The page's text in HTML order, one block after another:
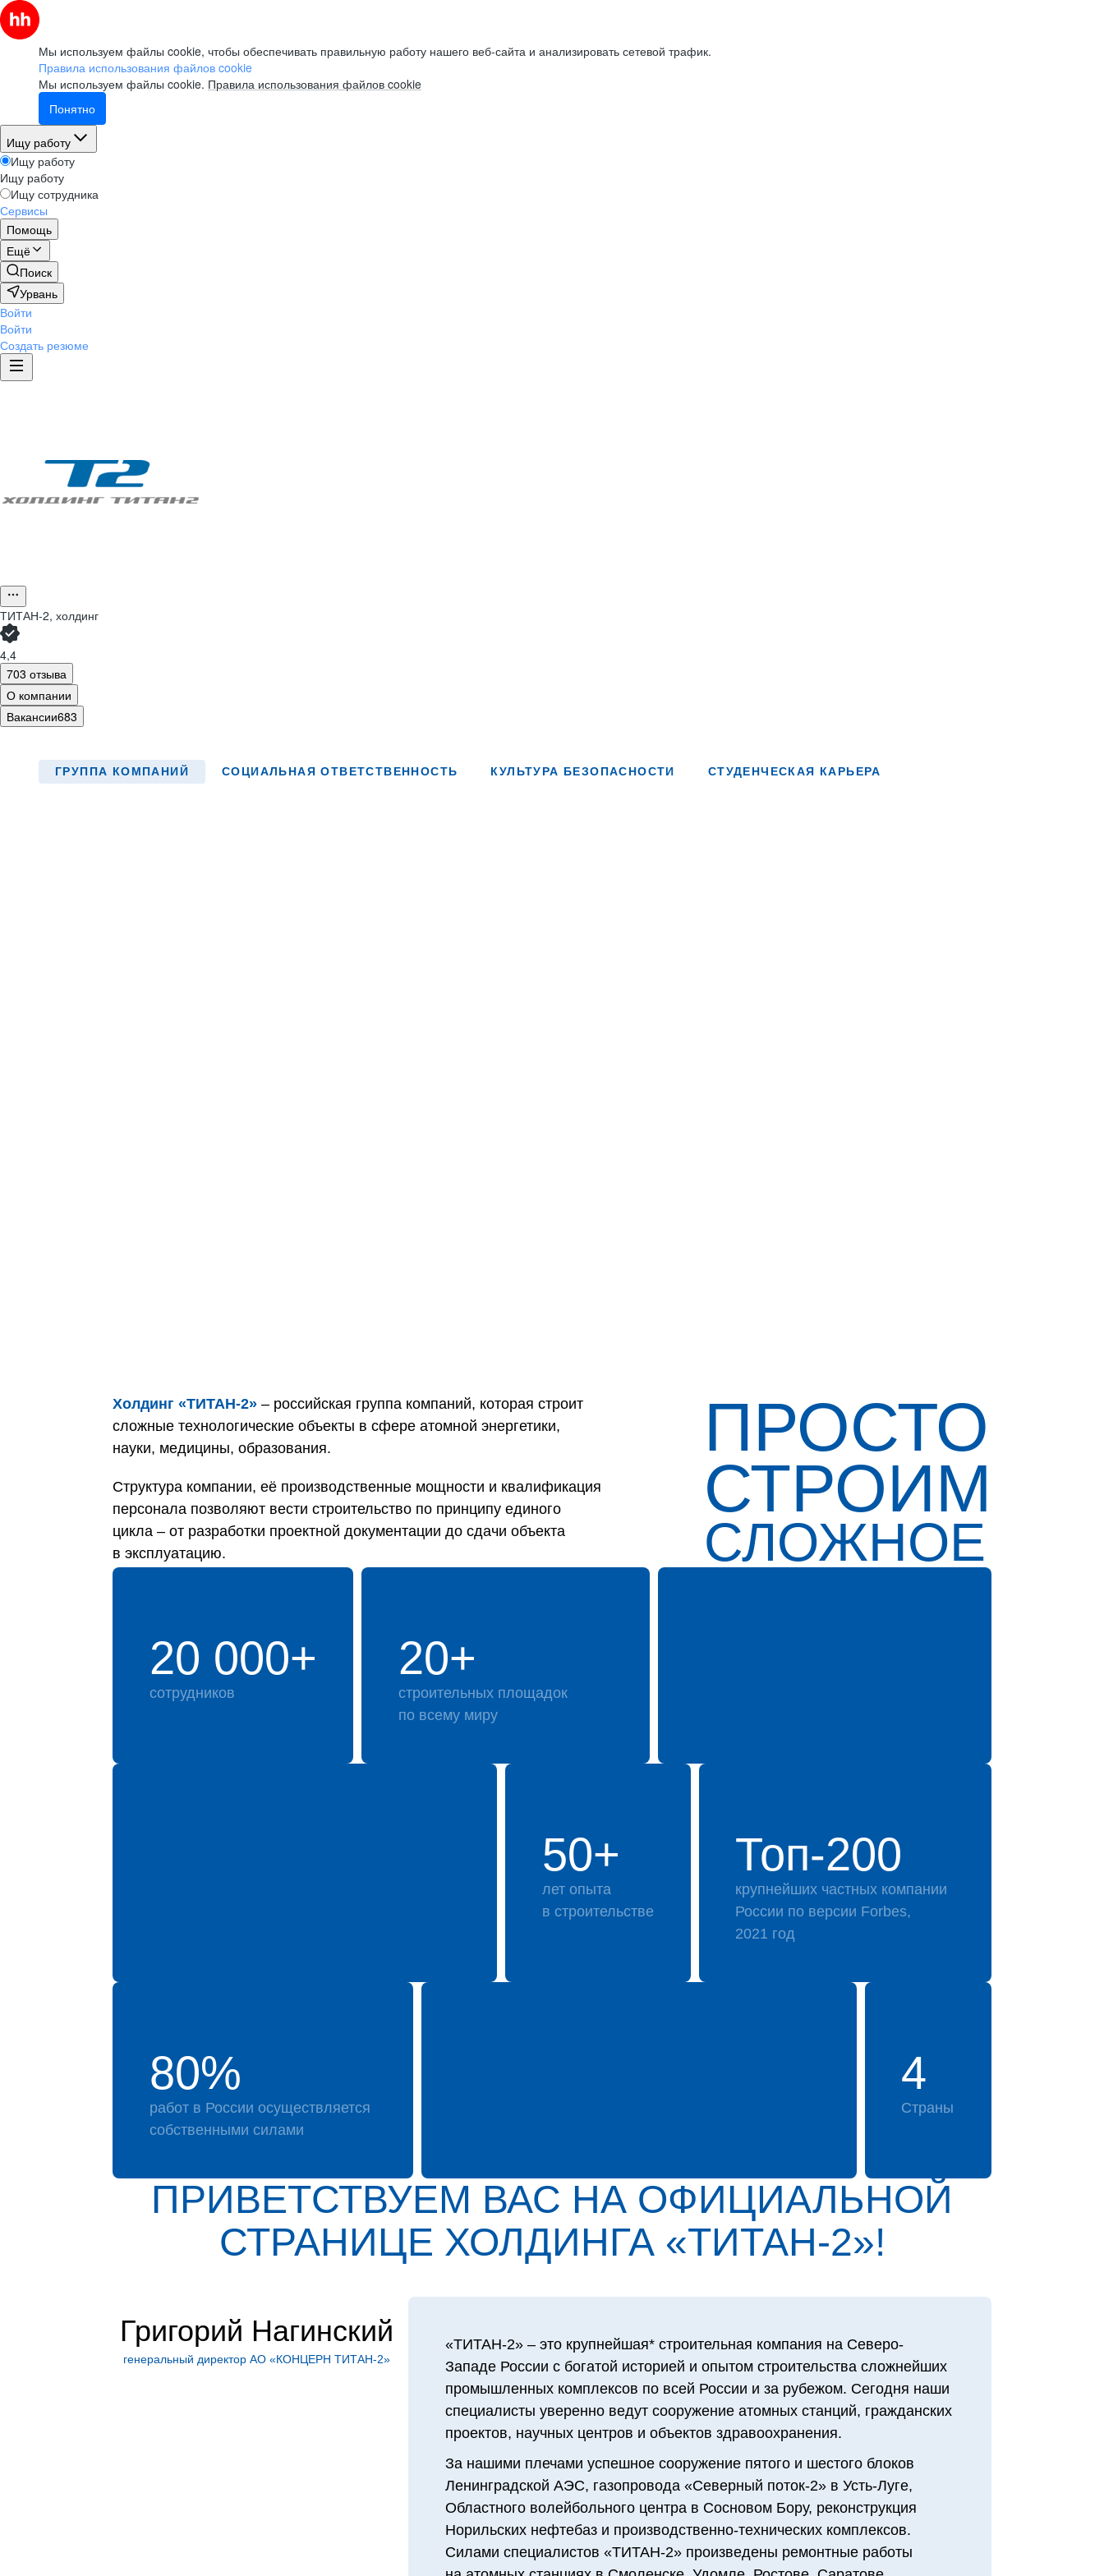
Мы используем файлы cookie, чтобы обеспечивать правильную работу нашего веб-сайта и анализировать сетевой трафик.
Правила использования файлов cookie
Мы используем файлы cookie. Правила использования файлов cookie
Понятно
Ищу работу
Ищу работу
Ищу работу
Ищу сотрудника
Сервисы
Помощь
Ещё
Поиск
Урвань
Войти
Войти
Создать резюме
ТИТАН-2, холдинг
4,4
703 отзыва
О компании
Вакансии683
ГРУППА КОМПАНИЙ СОЦИАЛЬНАЯ ОТВЕТСТВЕННОСТЬ КУЛЬТУРА БЕЗОПАСНОСТИ СТУДЕНЧЕСКАЯ КАРЬЕРА
Холдинг «ТИТАН‑2» – российская группа компаний, которая строит
сложные технологические объекты в сфере атомной энергетики,
науки, медицины, образования.
Структура компании, её производственные мощности и квалификация
персонала позволяют вести строительство по принципу единого
цикла – от разработки проектной документации до сдачи объекта
в эксплуатацию.
ПРОСТО
СТРОИМ
СЛОЖНОЕ
20 000+
сотрудников
20+
строительных площадок
по всему миру
50+
лет опыта
в строительстве
Топ-200
крупнейших частных компании
России по версии Forbes,
2021 год
80%
работ в России осуществляется
собственными силами
4
Страны
ПРИВЕТСТВУЕМ ВАС НА ОФИЦИАЛЬНОЙ
СТРАНИЦЕ ХОЛДИН­ГА «ТИТАН‑2»!
Григорий Нагинский
генеральный директор АО «КОНЦЕРН ТИТАН‑2»
«ТИТАН‑2» – это крупнейшая* строительная компания на Северо-
Западе России с богатой историей и опытом строительства сложнейших
промышленных комплексов по всей России и за рубежом. Сегодня наши
специалисты уверенно ведут сооружение атомных станций, гражданских
проектов, научных центров и объектов здравоохранения.
За нашими плечами успешное сооружение пятого и шестого блоков
Ленинградской АЭС, газопровода «Северный поток-2» в Усть-Луге,
Областного волейбольного центра в Сосновом Бору, реконструкция
Норильских нефтебаз и производственно-технических комплексов.
Силами специалистов «ТИТАН‑2» произведены ремонтные работы